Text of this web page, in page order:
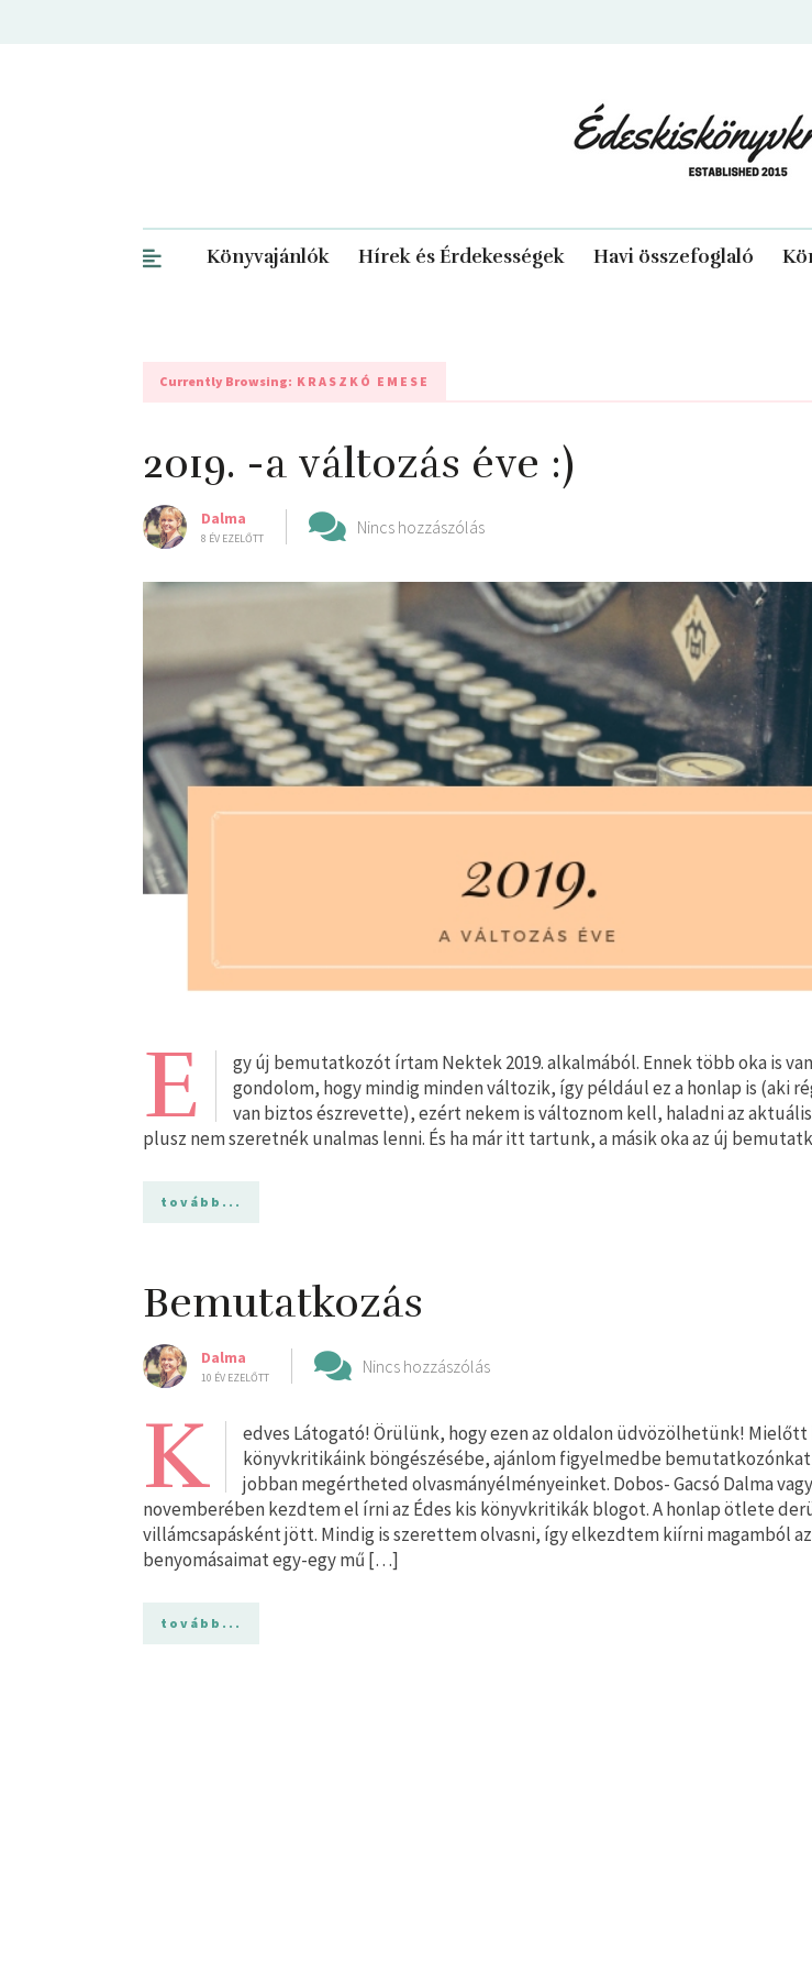
Könyvajánlók Hírek és Érdekességek Havi összefoglaló
Currently Browsing: KRASZKÓ EMESE
2019. -a változás éve :)
Dalma
8 ÉV EZELŐTT
Nincs hozzászólás
E
gy új bemutatkozót írtam Nektek 2019. alkalmából. Ennek több oka is
gondolom, hogy mindig minden változik, így például ez a honlap is (aki
van biztos észrevette), ezért nekem is változnom kell, haladni az
plusz nem szeretnék unalmas lenni. És ha már itt tartunk, a másik oka az új
tovább...
Bemutatkozás
Dalma
10 ÉV EZELŐTT
Nincs hozzászólás
K
edves Látogató! Örülünk, hogy ezen az oldalon üdvözölhetünk!
könyvkritikáink böngészésébe, ajánlom figyelmedbe
jobban megértheted olvasmányélményeinket. Dobos- Gacsó Dalma
novemberében kezdtem el írni az Édes kis könyvkritikák blogot. A honlap ötlete
villámcsapásként jött. Mindig is szerettem olvasni, így elkezdtem kiírni magamból
benyomásaimat egy-egy mű […]
tovább...